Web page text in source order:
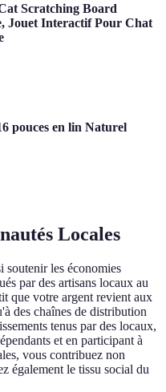
Scratching Board
Jouet Interactif Pour Chat
pouces en lin Naturel
Locales
soutenir les économies
par des artisans locaux au
que votre argent revient aux
des chaînes de distribution
tenus par des locaux,
et en participant à
vous contribuez non
également le tissu social du